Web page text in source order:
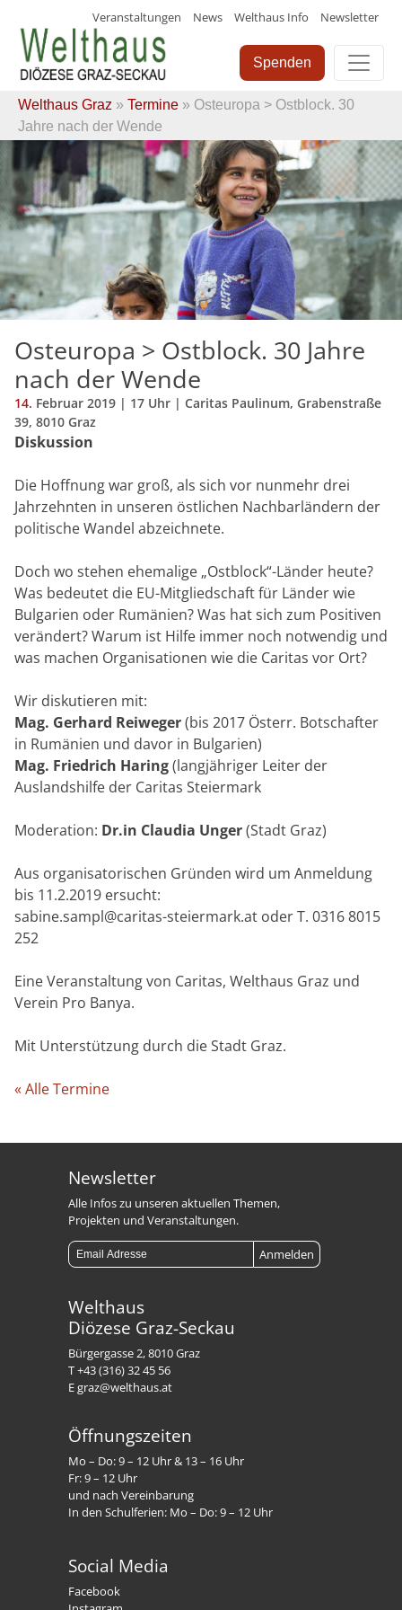
Skip
content
Veranstaltungen News Welthaus Info Newsletter
Spenden
Welthaus Graz » Termine » Osteuropa > Ostblock. 30
Jahre nach der Wende
Osteuropa > Ostblock. 30 Jahre
nach der Wende
14. Februar 2019 | 17 Uhr | Caritas Paulinum, Grabenstraße
39, 8010 Graz
Diskussion
Die Hoffnung war groß, als sich vor nunmehr drei
Jahrzehnten in unseren östlichen Nachbarländern der
politische Wandel abzeichnete.
Doch wo stehen ehemalige „Ostblock“-Länder heute?
Was bedeutet die EU-Mitgliedschaft für Länder wie
Bulgarien oder Rumänien? Was hat sich zum Positiven
verändert? Warum ist Hilfe immer noch notwendig und
was machen Organisationen wie die Caritas vor Ort?
Wir diskutieren mit:
Mag. Gerhard Reiweger(bis 2017 Österr. Botschafter
in Rumänien und davor in Bulgarien)
Mag. Friedrich Haring(langjähriger Leiter der
Auslandshilfe der Caritas Steiermark
Moderation: Dr.in Claudia Unger(Stadt Graz)
Aus organisatorischen Gründen wird um Anmeldung
bis 11.2.2019 ersucht:
sabine.sampl@caritas-steiermark.at oder T. 0316 8015
252
Eine Veranstaltung von Caritas, Welthaus Graz und
Verein Pro Banya.
Mit Unterstützung durch die Stadt Graz.
« Alle Termine
Newsletter
Alle Infos zu unseren aktuellen Themen,
Projekten und Veranstaltungen.
Welthaus
Diözese Graz-Seckau
Bürgergasse 2, 8010 Graz
T +43 (316) 32 45 56
E graz@welthaus.at
Öffnungszeiten
Mo – Do: 9 – 12 Uhr & 13 – 16 Uhr
Fr: 9 – 12 Uhr
und nach Vereinbarung
In den Schulferien: Mo – Do: 9 – 12 Uhr
Social Media
Facebook